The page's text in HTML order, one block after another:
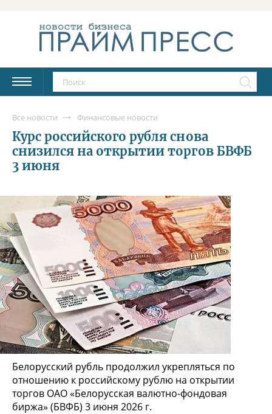
Все новости Финансовые новости
Курс российского рубля снова
снизился на открытии торгов БВФБ
3 июня
Белорусский рубль продолжил укрепляться по
отношению к российскому рублю на открытии
торгов ОАО «Белорусская валютно-фондовая
биржа» (БВФБ) 3 июня 2026 г.